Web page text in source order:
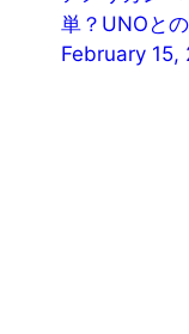
単？UNOと
February 15,